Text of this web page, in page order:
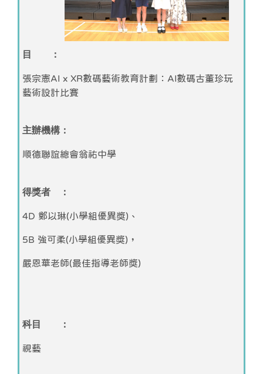
目 ：
張宗憲AI x XR數碼藝術教育計劃：AI數碼古董珍玩
藝術設計比賽
主辦機構：
順德聯誼總會翁祐中學
得獎者 ：
4D 鄭以琳(小學組優異獎)、
5B 強可柔(小學組優異獎)，
嚴恩華老師(最佳指導老師獎)
科目 ：
視藝